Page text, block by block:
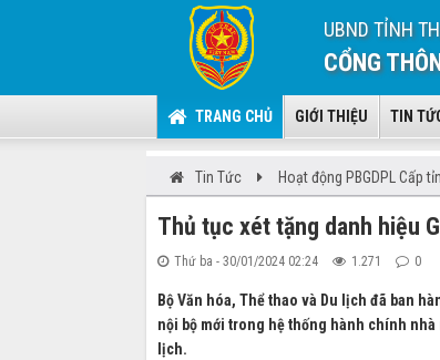
UBND TỈNH
CỔNG
TRANG CHỦ GIỚI THIỆU TIN
Tin Tức Hoạt động PBGDPL Cấp
Thủ tục xét tặng danh hiệu
Thứ ba - 30/01/2024 02:24 1.271 0
Bộ Văn hóa, Thể thao và Du lịch đã ban
nội bộ mới trong hệ thống hành chính
lịch.